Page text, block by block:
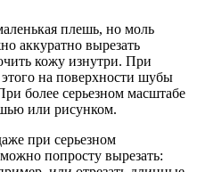
плешь, но моль
аккуратно вырезать
кожу изнутри. При
на поверхности шубы
более серьезном масштабе
или рисунком.
при серьезном
попросту вырезать: